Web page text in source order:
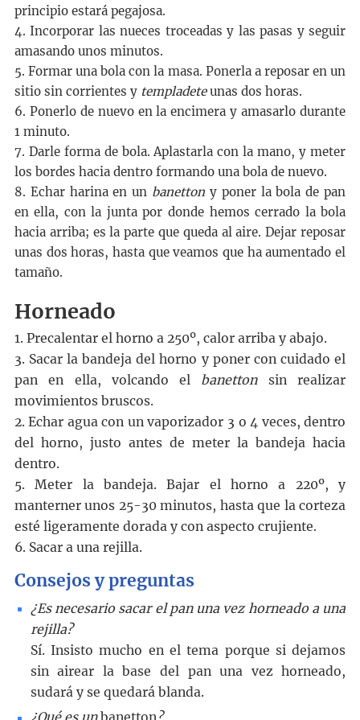
principio estará pegajosa.
4. Incorporar las nueces troceadas y las pasas y seguir
amasando unos minutos.
5. Formar una bola con la masa. Ponerla a reposar en un
sitio sin corrientes y templadeteunas dos horas.
6. Ponerlo de nuevo en la encimera y amasarlo durante
1 minuto.
7. Darle forma de bola. Aplastarla con la mano, y meter
los bordes hacia dentro formando una bola de nuevo.
8. Echar harina en un banetton y poner la bola de pan
en ella, con la junta por donde hemos cerrado la bola
hacia arriba; es la parte que queda al aire. Dejar reposar
unas dos horas, hasta que veamos que ha aumentado el
tamaño.
Horneado
1. Precalentar el horno a 250º, calor arriba y abajo.
3. Sacar la bandeja del horno y poner con cuidado el
pan en ella, volcando el banettonsin realizar
movimientos bruscos.
2. Echar agua con un vaporizador 3 o 4 veces, dentro
del horno, justo antes de meter la bandeja hacia
dentro.
5. Meter la bandeja. Bajar el horno a 220º, y
manterner unos 25-30 minutos, hasta que la corteza
esté ligeramente dorada y con aspecto crujiente.
6. Sacar a una rejilla.
Consejos y preguntas
¿Es necesario sacar el pan una vez horneado a una
rejilla?
Sí. Insisto mucho en el tema porque si dejamos
sin airear la base del pan una vez horneado,
sudará y se quedará blanda.